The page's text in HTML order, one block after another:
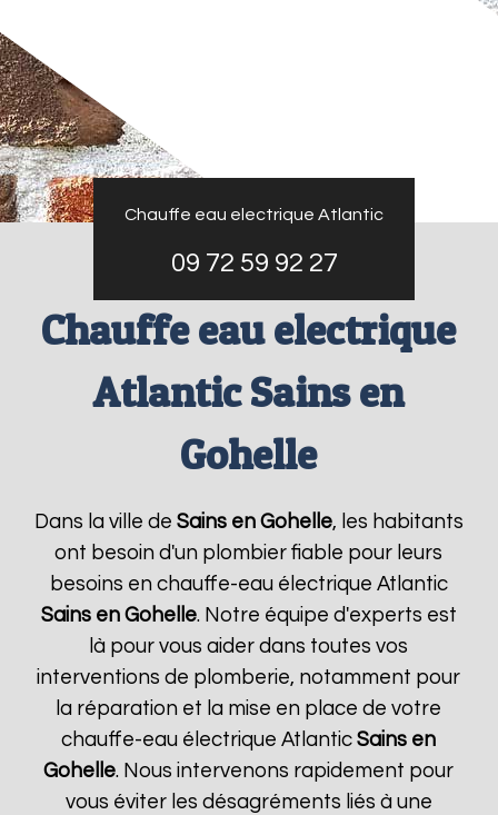
Chauffe eau electrique Atlantic
09 72 59 92 27
Chauffe eau electrique
Atlantic Sains en
Gohelle
Dans la ville de Sains en Gohelle, les habitants
ont besoin d'un plombier fiable pour leurs
besoins en chauffe-eau électrique Atlantic
Sains en Gohelle. Notre équipe d'experts est
là pour vous aider dans toutes vos
interventions de plomberie, notamment pour
la réparation et la mise en place de votre
chauffe-eau électrique AtlanticSains en
Gohelle. Nous intervenons rapidement pour
vous éviter les désagréments liés à une